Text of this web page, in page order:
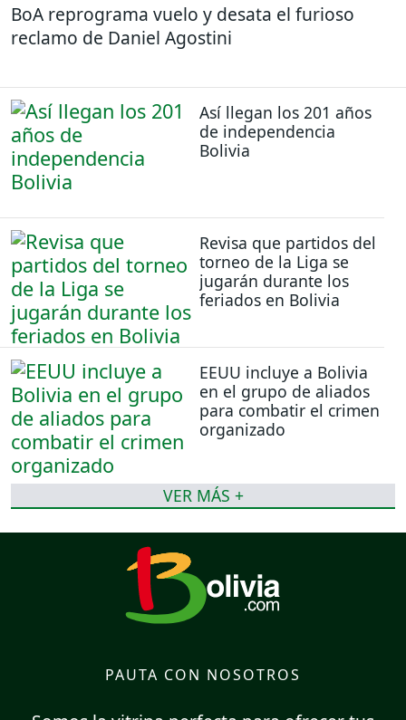
BoA reprograma vuelo y desata el furioso
reclamo de Daniel Agostini
Así llegan los 201 años
de independencia
Bolivia
Revisa que partidos del
torneo de la Liga se
jugarán durante los
feriados en Bolivia
EEUU incluye a Bolivia
en el grupo de aliados
para combatir el crimen
organizado
VER MÁS +
PAUTA CON NOSOTROS